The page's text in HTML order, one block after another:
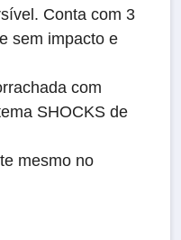
Conta com 3
sem impacto e
com
SHOCKS de
mesmo no